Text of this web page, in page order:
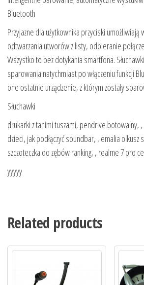
Bluetooth
Przyjazne dla użytkownika przyciski umożliwiają
odtwarzania utworów z listy, odbieranie
Wszystko to bez dotykania smartfona.
sparowania natychmiast po włączeniu funkcji
one ostatnie urządzenie, z którym zostały
Słuchawki
drukarki z tanimi tuszami, pendrive botowalny,
dzieci, jak podłączyć soundbar, , emalia olkusz
szczoteczka do zębów ranking, , realme 7 pro
yyyyy
Related products